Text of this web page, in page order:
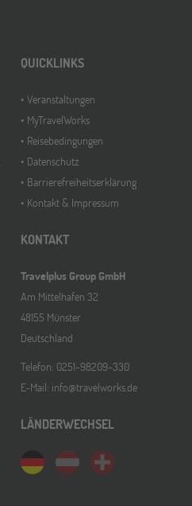
QUICKLINKS
Veranstaltungen
MyTravelWorks
Reisebedingungen
Datenschutz
Barrierefreiheitserklärung
Kontakt & Impressum
KONTAKT
Travelplus Group GmbH
Am Mittelhafen 32
48155 Münster
Deutschland
Telefon: 0251-98209-330
E-Mail: info@travelworks.de
LÄNDERWECHSEL